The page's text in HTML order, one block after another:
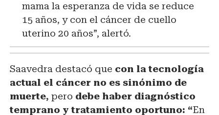
mama la esperanza de vida se reduce
15 años, y con el cáncer de cuello
uterino 20 años”, alertó.
Saavedra destacó que con la tecnología
actual el cáncer no es sinónimo de
muerte, pero debe haber diagnóstico
temprano y tratamiento oportuno: “En